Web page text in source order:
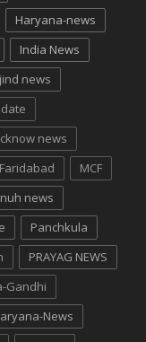
Haryana-news
India News
jind news
news
MCF
nuh news
Panchkula
PRAYAG NEWS
Gandhi
News